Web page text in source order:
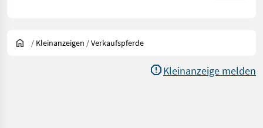
/ Kleinanzeigen /Verkaufspferde
Kleinanzeige melden